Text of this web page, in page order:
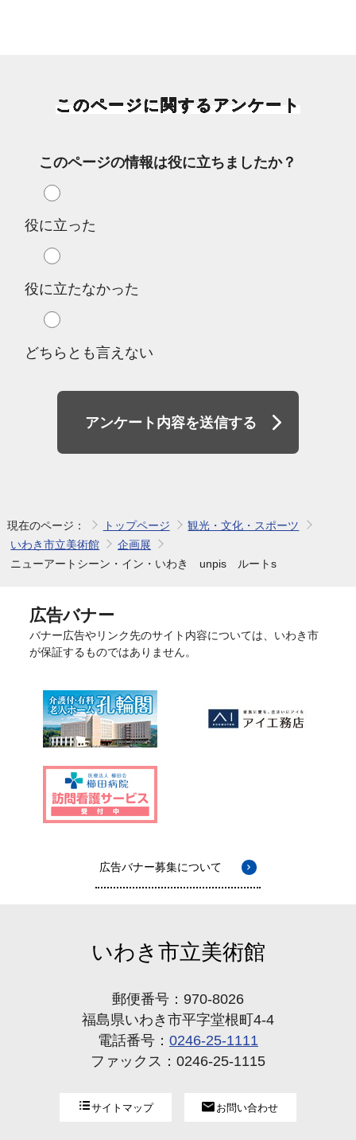
このページに関するアンケート
このページの情報は役に立ちましたか？
役に立った
役に立たなかった
どちらとも言えない
アンケート内容を送信する
現在のページ： トップページ
観光・文化・スポーツ
いわき市立美術館
企画展
ニューアートシーン・イン・いわき unpis ルートs
広告バナー
バナー広告やリンク先のサイト内容については、いわき市
が保証するものではありません。
広告バナー募集について
いわき市立美術館
郵便番号：970-8026
福島県いわき市平字堂根町4-4
電話番号： 0246-25-1111
ファックス：0246-25-1115
サイトマップ お問い合わせ